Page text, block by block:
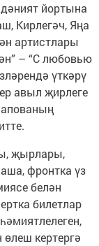
йортына
Кирлегәч, Яңа
артистлары
– “С любовью
үткәрү
авыл җирлеге
җырлары,
фронтка үз
белән
билетлар
өлеш кертергә